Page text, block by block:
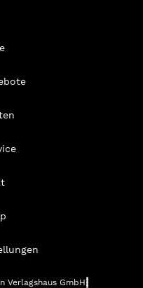
Verlagshaus GmbH